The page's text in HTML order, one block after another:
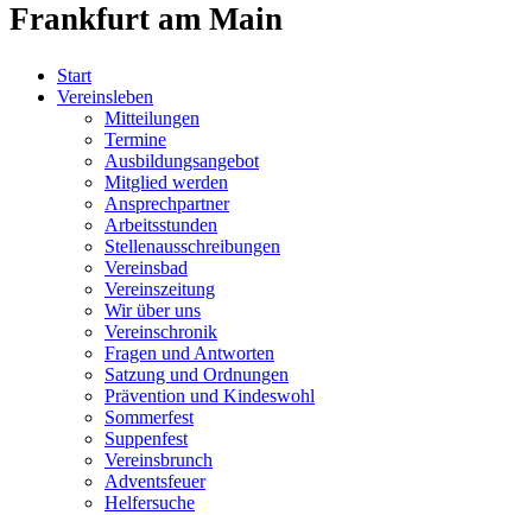
Frankfurt am Main
Start
Vereinsleben
Mitteilungen
Termine
Ausbildungsangebot
Mitglied werden
Ansprechpartner
Arbeitsstunden
Stellenausschreibungen
Vereinsbad
Vereinszeitung
Wir über uns
Vereinschronik
Fragen und Antworten
Satzung und Ordnungen
Prävention und Kindeswohl
Sommerfest
Suppenfest
Vereinsbrunch
Adventsfeuer
Helfersuche